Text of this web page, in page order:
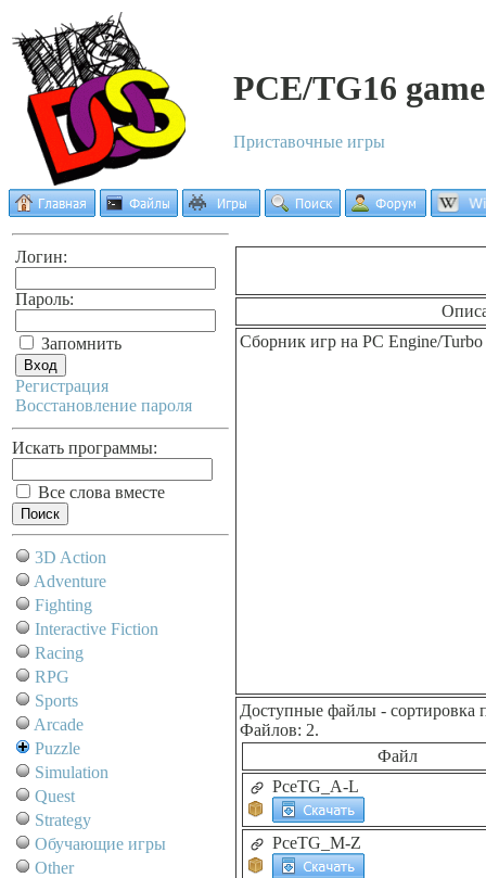
PCE/TG16
Приставочные игры
Логин:
Пароль:
Запомнить
Регистрация
Восстановление пароля
Искать программы:
Все слова вместе
3D Action
Adventure
Fighting
Interactive Fiction
Racing
RPG
Sports
Arcade
Puzzle
Simulation
Quest
Strategy
Обучающие игры
Other
Сборник игр на PC Engine/
Доступные файлы - сортировка
Файлов: 2.
Файл
PceTG_A-L
PceTG_M-Z